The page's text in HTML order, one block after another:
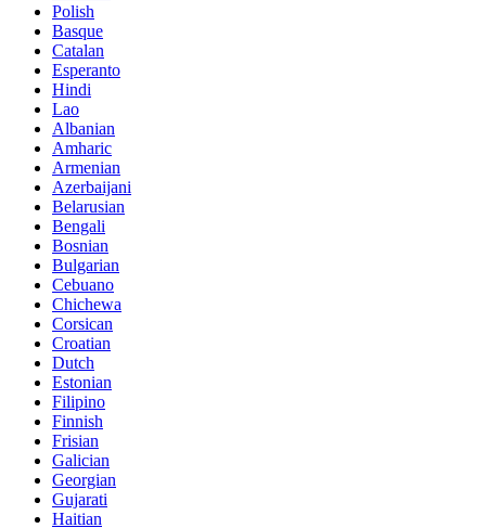
Polish
Basque
Catalan
Esperanto
Hindi
Lao
Albanian
Amharic
Armenian
Azerbaijani
Belarusian
Bengali
Bosnian
Bulgarian
Cebuano
Chichewa
Corsican
Croatian
Dutch
Estonian
Filipino
Finnish
Frisian
Galician
Georgian
Gujarati
Haitian